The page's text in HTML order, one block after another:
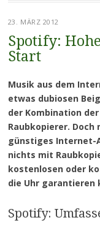
23. MÄRZ 2012
Spotify:
Start
Musik aus dem
etwas dubiosen
der Kombination
Raubkopierer.
günstiges Internet-
nichts mit
kostenlosen oder
die Uhr garantieren
Spotify: